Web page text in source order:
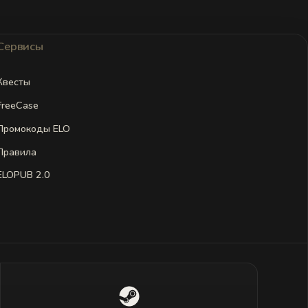
ELO
2.0